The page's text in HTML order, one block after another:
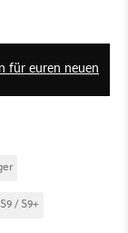
für euren neuen
/ S9+